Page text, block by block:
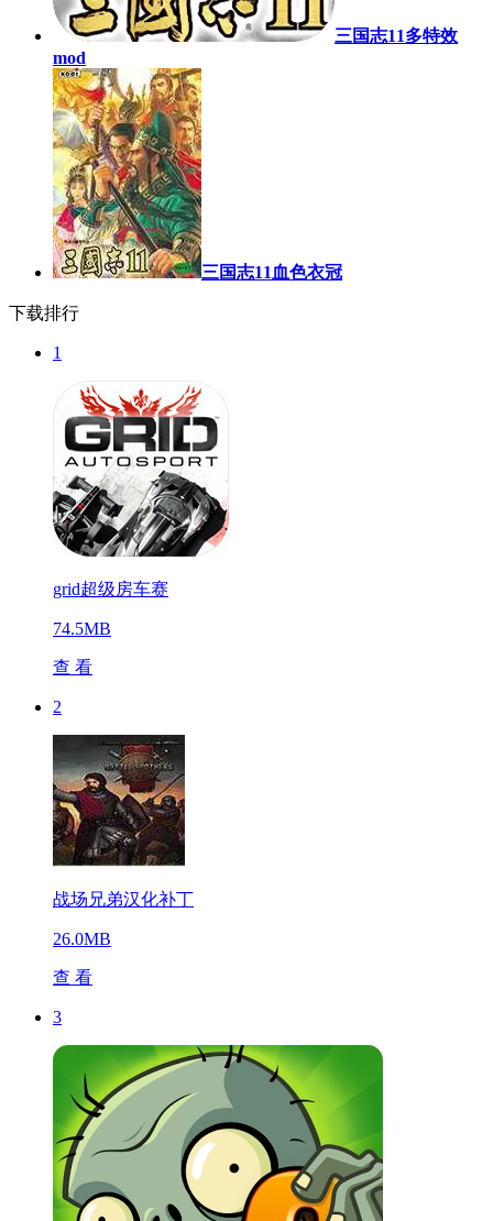
三国志11多特效
mod
三国志11血色衣冠
下载排行
1
grid超级房车赛
74.5MB
查 看
2
战场兄弟汉化补丁
26.0MB
查 看
3